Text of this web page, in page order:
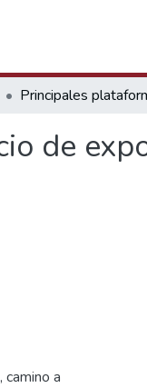
de
a